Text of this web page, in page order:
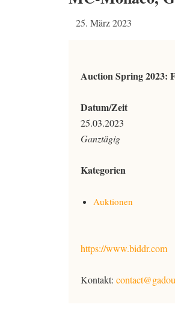
25. März 2023
Auction Spring 2023:
Datum/Zeit
25.03.2023
Ganztägig
Kategorien
Auktionen
https://www.biddr.com
Kontakt: